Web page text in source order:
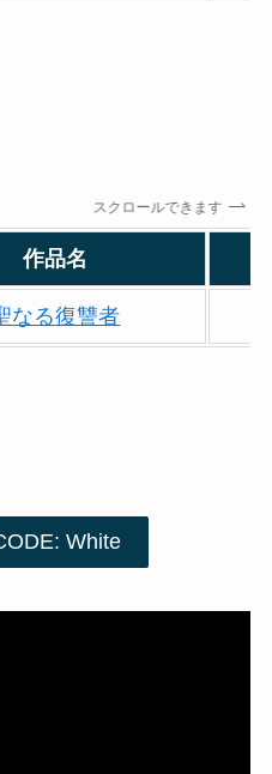
スクロールできます
作品名
なる復讐者
White